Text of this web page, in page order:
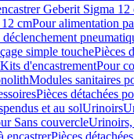
Geberit Sigma 12
cmPour alimentation
simple touchePièces
d'encastrementPour
Modules sanitaires
Pièces détachées
et au solUrinoirs
Sans couvercleUrinoirs,
encastrerPièces